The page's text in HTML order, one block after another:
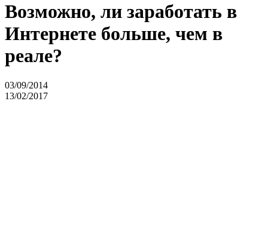
Возможно, ли заработать в
Интернете больше, чем в
реале?
03/09/2014
13/02/2017